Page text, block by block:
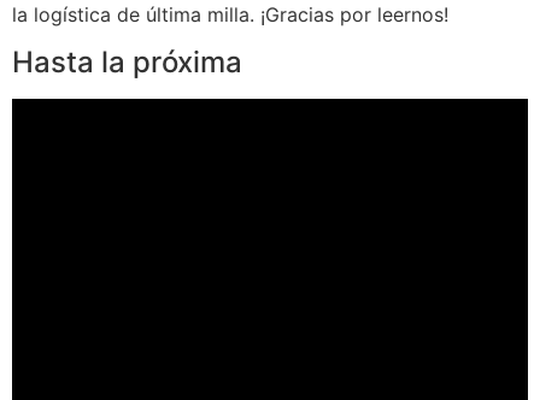
la logística de última milla. ¡Gracias por leernos!
Hasta la próxima